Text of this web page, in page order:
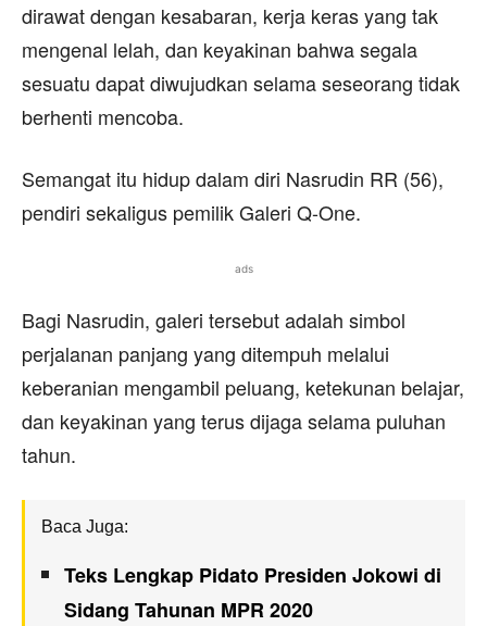
dirawat dengan kesabaran, kerja keras yang tak
mengenal lelah, dan keyakinan bahwa segala
sesuatu dapat diwujudkan selama seseorang tidak
berhenti mencoba.
Semangat itu hidup dalam diri Nasrudin RR (56),
pendiri sekaligus pemilik Galeri Q-One.
ads
Bagi Nasrudin, galeri tersebut adalah simbol
perjalanan panjang yang ditempuh melalui
keberanian mengambil peluang, ketekunan belajar,
dan keyakinan yang terus dijaga selama puluhan
tahun.
Baca Juga:
Teks Lengkap Pidato Presiden Jokowi di
Sidang Tahunan MPR 2020